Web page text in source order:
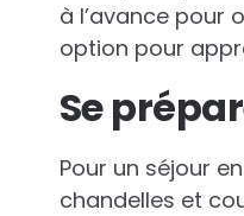
à l’avance pour
option pour
Se
Pour un séjour
chandelles et